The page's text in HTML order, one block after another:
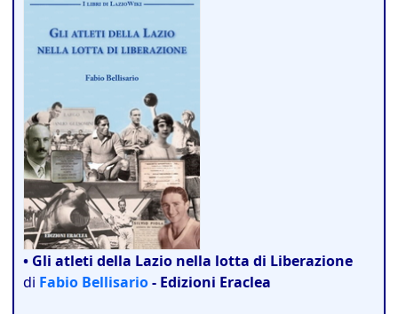
• Gli atleti della Lazio nella lotta di Liberazione
di Fabio Bellisario- Edizioni Eraclea